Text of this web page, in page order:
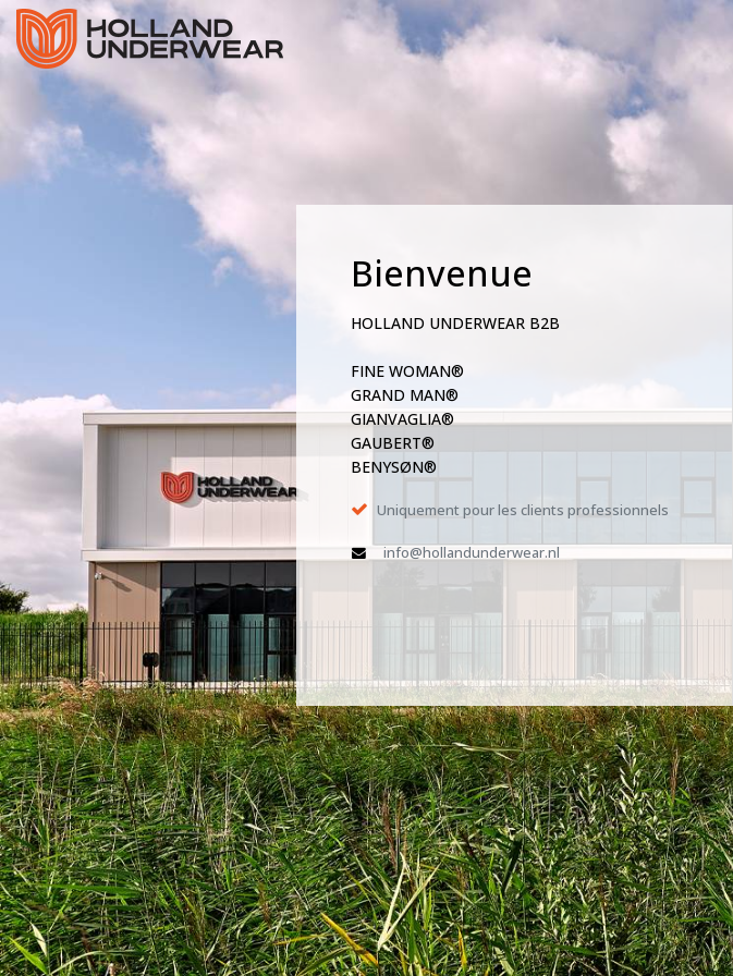
Bienvenue
HOLLAND UNDERWEAR B2B
FINE WOMAN®
GRAND MAN®
GIANVAGLIA®
GAUBERT®
BENYSØN®
Uniquement pour les clients professionnels
info@hollandunderwear.nl